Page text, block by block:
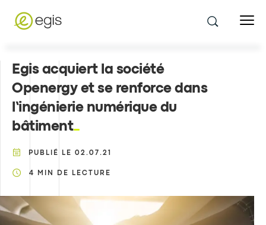
Egis acquiert la société
Openergy et se renforce dans
l’ingénierie numérique du
bâtiment
PUBLIÉ LE 02.07.21
4 MIN DE LECTURE